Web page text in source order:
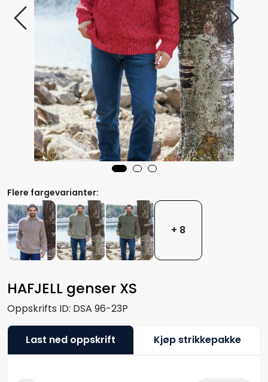
HAFJELL genser XS
Oppskrifts ID: DSA 96-23P
Flere fargevarianter:
+ 8
Last ned oppskrift Kjøp strikkepakke